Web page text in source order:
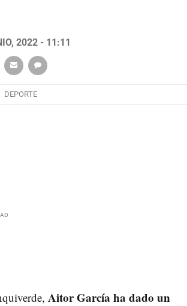
2022 - 11:11
DEPORTE
Aitor García ha dado un